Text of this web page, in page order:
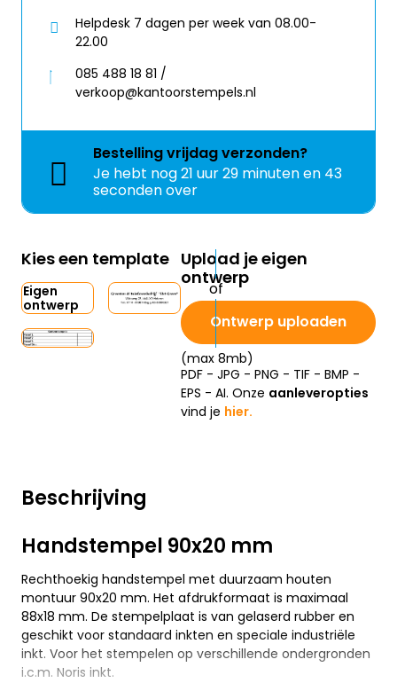
Beschrijving
Handstempel 90x20 mm
Rechthoekig handstempel met duurzaam houten
montuur 90x20 mm. Het afdrukformaat is maximaal
88x18 mm. De stempelplaat is van gelaserd rubber en
geschikt voor standaard inkten en speciale industriële
inkt. Voor het stempelen op verschillende ondergronden
i.c.m. Noris inkt.
Helpdesk 7 dagen per week van 08.00-
22.00
085 488 18 81 /
verkoop@kantoorstempels.nl
Bestellingvrijdagverzonden?
Je hebt nog21 uur 29 minuten en 43
seconden over
Kies een template
Eigen
ontwerp
Upload je eigen
ontwerp
Ontwerp uploaden
(max 8mb)
PDF - JPG - PNG - TIF - BMP -
EPS - AI. Onze aanleveropties
vind je hier.